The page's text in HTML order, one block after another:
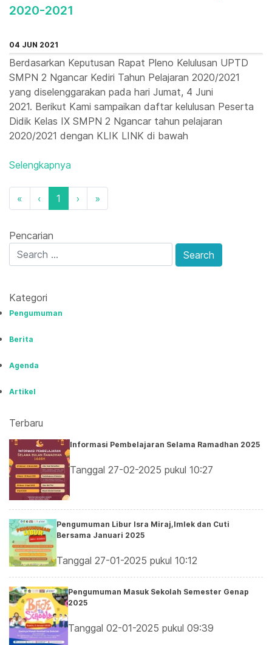
2020-2021
04 JUN 2021
Berdasarkan Keputusan Rapat Pleno Kelulusan UPTD
SMPN 2 Ngancar Kediri Tahun Pelajaran 2020/2021
yang diselenggarakan pada hari Jumat, 4 Juni
2021. Berikut Kami sampaikan daftar kelulusan Peserta
Didik Kelas IX SMPN 2 Ngancar tahun pelajaran
2020/2021 dengan KLIK LINK di bawah
Selengkapnya
« ‹ 1 › »
Pencarian
Kategori
Pengumuman
Berita
Agenda
Artikel
Terbaru
Informasi Pembelajaran Selama Ramadhan 2025
Tanggal 27-02-2025 pukul 10:27
Pengumuman Libur Isra Miraj,Imlek dan Cuti
Bersama Januari 2025
Tanggal 27-01-2025 pukul 10:12
Pengumuman Masuk Sekolah Semester Genap
2025
Tanggal 02-01-2025 pukul 09:39